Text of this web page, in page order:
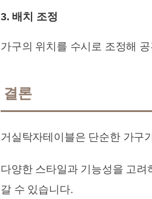
3. 배치 조정
가구의 위치를 수시로 조정해
결론
거실탁자테이블은 단순한 가구
다양한 스타일과 기능성을 고
갈 수 있습니다.